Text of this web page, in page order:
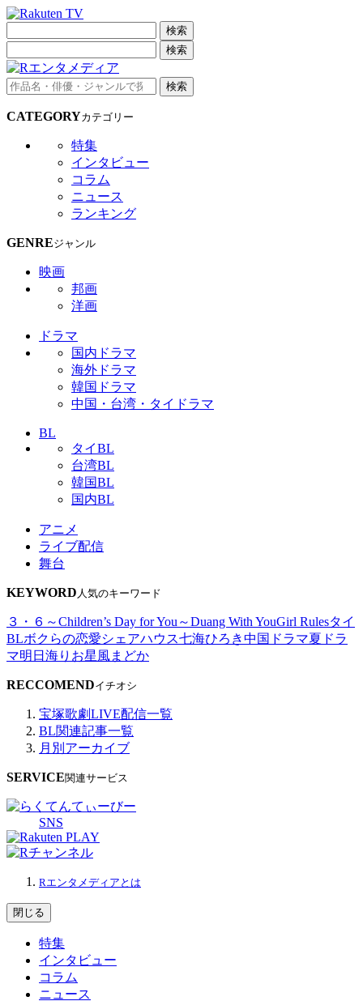
検索
検索
検索
CATEGORYカテゴリー
特集
インタビュー
コラム
ニュース
ランキング
GENREジャンル
映画
邦画
洋画
ドラマ
国内ドラマ
海外ドラマ
韓国ドラマ
中国・台湾・タイドラマ
BL
タイBL
台湾BL
韓国BL
国内BL
アニメ
ライブ配信
舞台
KEYWORD 人気のキーワード
３・６～Children’s Day for You～Duang With YouGirl Rulesタイ
BLボクらの恋愛シェアハウス七海ひろき中国ドラマ夏ドラ
マ明日海りお星風まどか
RECCOMENDイチオシ
宝塚歌劇LIVE配信一覧
BL関連記事一覧
月別アーカイブ
SERVICE関連サービス
SNS
Rエンタメディアとは
閉じる
特集
インタビュー
コラム
ニュース